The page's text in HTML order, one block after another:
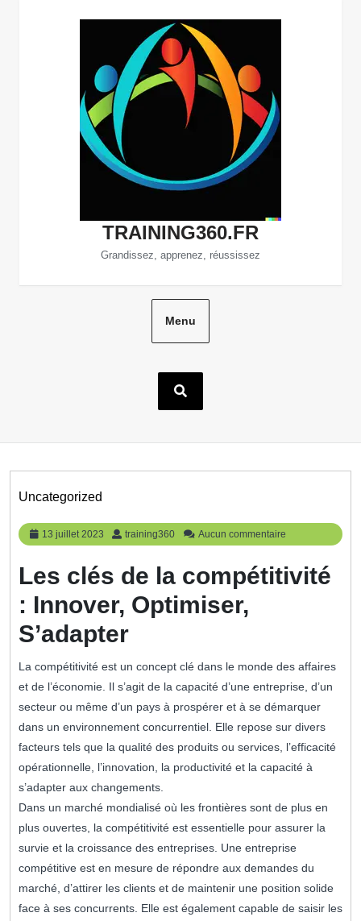
TRAINING360.FR
Grandissez, apprenez, réussissez
Menu
Uncategorized
13 juillet 2023
13
juillet
training360 training360
Aucun commentaire
Les clés de la compétitivité
: Innover, Optimiser,
S’adapter
La compétitivité est un concept clé dans le monde des affaires
et de l’économie. Il s’agit de la capacité d’une entreprise, d’un
secteur ou même d’un pays à prospérer et à se démarquer
dans un environnement concurrentiel. Elle repose sur divers
facteurs tels que la qualité des produits ou services, l’efficacité
opérationnelle, l’innovation, la productivité et la capacité à
s’adapter aux changements.
Dans un marché mondialisé où les frontières sont de plus en
plus ouvertes, la compétitivité est essentielle pour assurer la
survie et la croissance des entreprises. Une entreprise
compétitive est en mesure de répondre aux demandes du
marché, d’attirer les clients et de maintenir une position solide
face à ses concurrents. Elle est également capable de saisir les